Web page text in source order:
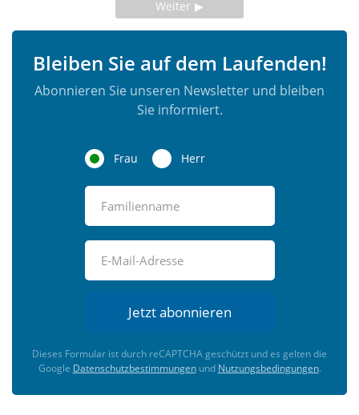
Weiter
Bleiben Sie auf dem Laufenden!
Abonnieren Sie unseren Newsletter und bleiben
Sie informiert.
Frau Herr
Jetzt abonnieren
Dieses Formular ist durch reCAPTCHA geschützt und es gelten die
Google Datenschutzbestimmungenund Nutzungsbedingungen.